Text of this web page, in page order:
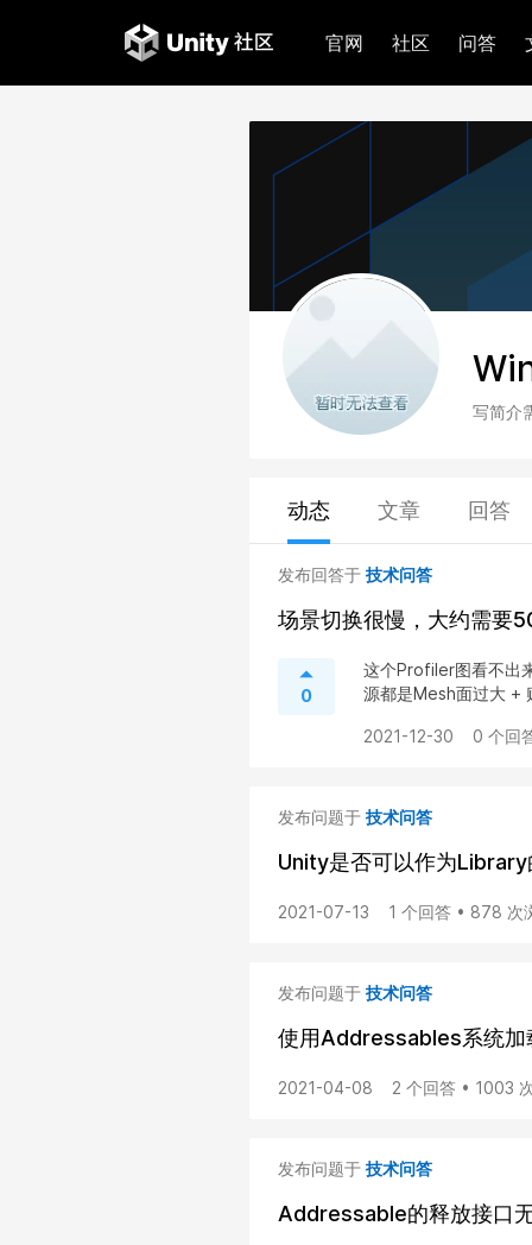
官网 社区 问答
写简介
动态 文章 回答
发布回答于 技术问答
场景切换很慢，大约需要
0
这个Profiler图看不出
源都是Mesh面过大 +
2021-12-30 0 个回
发布问题于 技术问答
Unity是否可以作为
2021-07-13 1 个回答 • 878 次
发布问题于 技术问答
使用Addressables系统
2021-04-08 2 个回答 • 1003
发布问题于 技术问答
Addressable的释放接口